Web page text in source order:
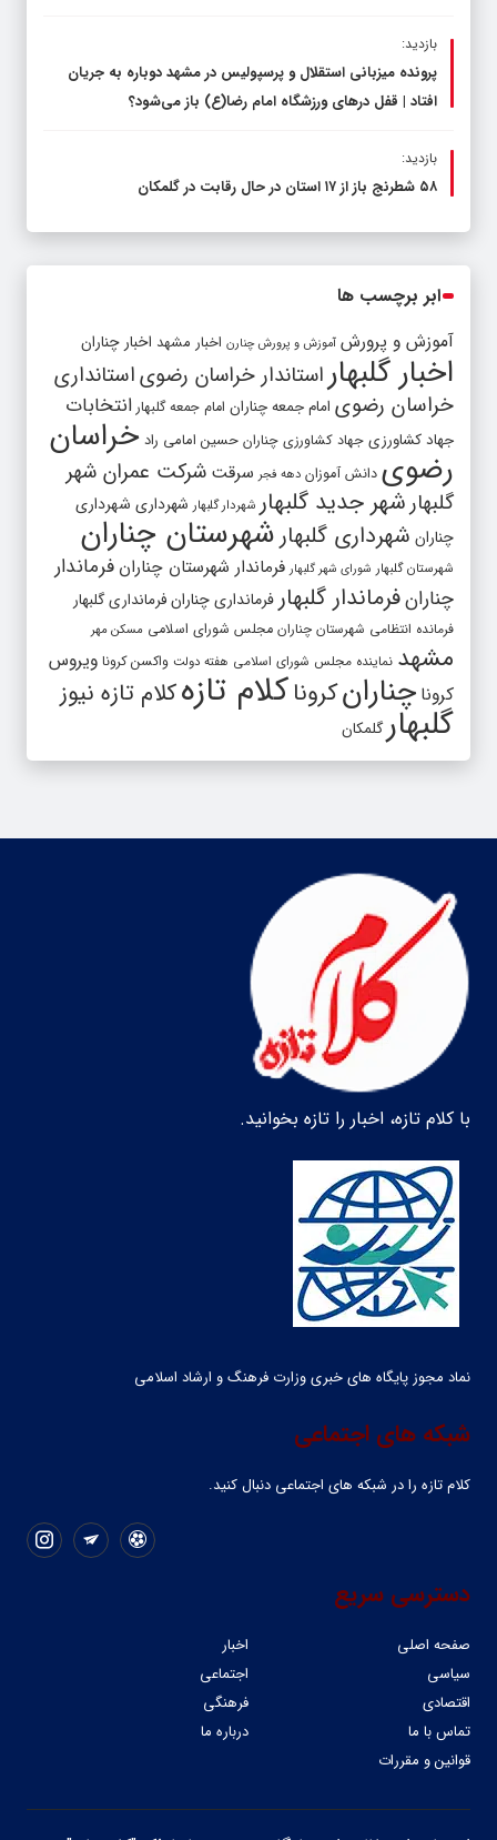
بازدید:
پرونده میزبانی استقلال و پرسپولیس در مشهد دوباره به جریان
افتاد | قفل در‌های ورزشگاه امام رضا(ع) باز می‌شود؟
بازدید:
۵۸ شطرنج‌ باز از ۱۷ استان در حال رقابت در گلمکان
ابر برچسب ها
آموزش و پرورش آموزش و پرورش چنارن اخبار مشهد اخبار چناران
اخبار گلبهار استاندار خراسان رضویاستانداری
خراسان رضوی امام جمعه چناران امام جمعه گلبهار انتخابات
جهاد کشاورزی جهاد کشاورزی چناران حسین امامی راد خراسان
رضوی دانش آموزان دهه فجر سرقت شرکت عمران شهر
گلبهار شهر جدید گلبهار شهردار گلبهار شهرداری شهرداری
چناران شهرداری گلبهار شهرستان چناران
شهرستان گلبهار شورای شهر گلبهار فرماندار شهرستان چناران فرماندار
چنارانفرماندار گلبهار فرمانداری چنارانفرمانداری گلبهار
فرمانده انتظامی شهرستان چناران مجلس شورای اسلامی مسکن مهر
مشهد نماینده مجلس شورای اسلامی هفته دولت واکسن کرونا ویروس
کرونا چنارانکروناکلام تازهکلام تازه نیوز
گلبهار گلمکان
با کلام تازه، اخبار را تازه بخوانید.
نماد مجوز پایگاه های خبری وزارت فرهنگ و ارشاد اسلامی
شبکه های اجتماعی
کلام تازه را در شبکه ‌های اجتماعی دنبال کنید.
دسترسی سریع
صفحه اصلی
اخبار
سیاسی
اجتماعی
اقتصادی
فرهنگی
تماس با ما
درباره ما
قوانین و مقررات